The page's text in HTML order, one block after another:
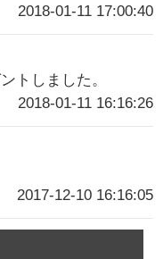
2018-01-11 17:00:40
トしました。
2018-01-11 16:16:26
2017-12-10 16:16:05